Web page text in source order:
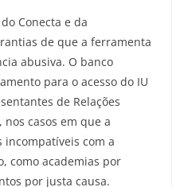
Conecta e da
de que a ferramenta
abusiva. O banco
para o acesso do IU
de Relações
casos em que a
incompatíveis com a
como academias por
por justa causa.